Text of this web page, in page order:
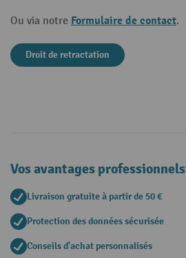
Ou via notre Formulaire de contact.
Droit de retractation
Vos avantages professionnels
Livraison gratuite à partir de 50 €
Protection des données sécurisée
Conseils d'achat personnalisés